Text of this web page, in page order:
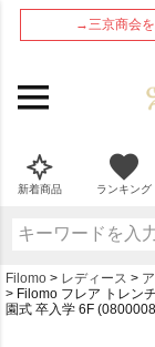
→三京商会
新着商品 ランキング
Filomo レディース
Filomo フレア トレン
園式 卒入学 6F